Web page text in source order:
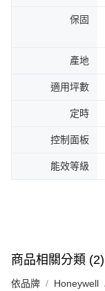
保固
產地
適用坪數
定時
控制面板
能效等級
商品相關分類 (2)
依品牌 Honeywell